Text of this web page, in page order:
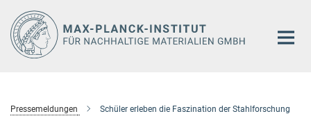
Hauptinhalt
Pressemeldungen Schüler erleben die Faszination der Stahlforschung